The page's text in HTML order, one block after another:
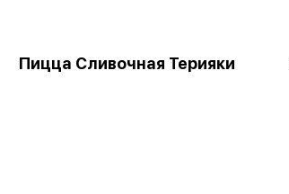
Пицца Сливочная Терияки